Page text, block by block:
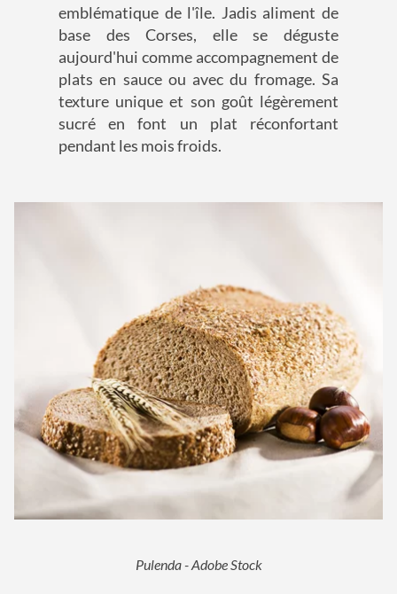
emblématique de l'île. Jadis aliment de
base des Corses, elle se déguste
aujourd'hui comme accompagnement de
plats en sauce ou avec du fromage. Sa
texture unique et son goût légèrement
sucré en font un plat réconfortant
pendant les mois froids.
Pulenda - Adobe Stock